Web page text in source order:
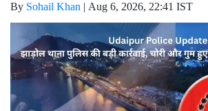
By Sohail Khan | Aug 6, 2026, 22:41 IST